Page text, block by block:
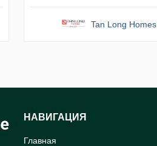
Tan Long Homes
НАВИГАЦИЯ
Главная